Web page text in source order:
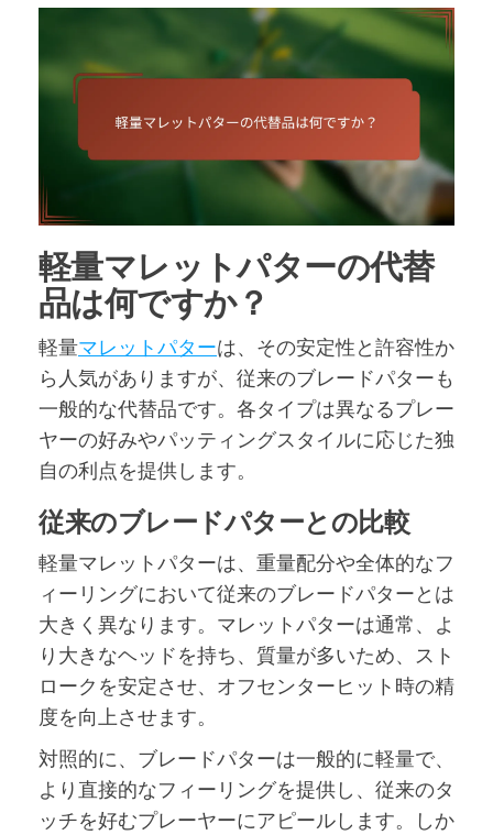
軽量マレットパターの代替
品は何ですか？
軽量マレットパターは、その安定性と許容性か
ら人気がありますが、従来のブレードパターも
一般的な代替品です。各タイプは異なるプレー
ヤーの好みやパッティングスタイルに応じた独
自の利点を提供します。
従来のブレードパターとの比較
軽量マレットパターは、重量配分や全体的なフ
ィーリングにおいて従来のブレードパターとは
大きく異なります。マレットパターは通常、よ
り大きなヘッドを持ち、質量が多いため、スト
ロークを安定させ、オフセンターヒット時の精
度を向上させます。
対照的に、ブレードパターは一般的に軽量で、
より直接的なフィーリングを提供し、従来のタ
ッチを好むプレーヤーにアピールします。しか